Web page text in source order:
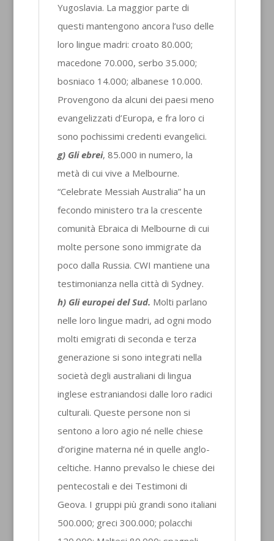
Yugoslavia. La maggior parte di
questi mantengono ancora l’uso delle
loro lingue madri: croato 80.000;
macedone 70.000, serbo 35.000;
bosniaco 14.000; albanese 10.000.
Provengono da alcuni dei paesi meno
evangelizzati d’Europa, e fra loro ci
sono pochissimi credenti evangelici.
g) Gli ebrei, 85.000 in numero, la
metà di cui vive a Melbourne.
“Celebrate Messiah Australia” ha un
fecondo ministero tra la crescente
comunità Ebraica di Melbourne di cui
molte persone sono immigrate da
poco dalla Russia. CWI mantiene una
testimonianza nella città di Sydney.
h) Gli europei del Sud. Molti parlano
nelle loro lingue madri, ad ogni modo
molti emigrati di seconda e terza
generazione si sono integrati nella
società degli australiani di lingua
inglese estraniandosi dalle loro radici
culturali. Queste persone non si
sentono a loro agio né nelle chiese
d’origine materna né in quelle anglo-
celtiche. Hanno prevalso le chiese dei
pentecostali e dei Testimoni di
Geova. I gruppi più grandi sono italiani
500.000; greci 300.000; polacchi